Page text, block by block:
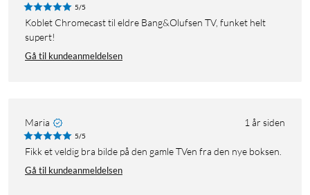
5/5
Koblet Chromecast til eldre Bang&Olufsen TV, funket helt
supert!
Gå til kundeanmeldelsen
Maria 1 år siden
5/5
Fikk et veldig bra bilde på den gamle TVen fra den nye boksen.
Gå til kundeanmeldelsen